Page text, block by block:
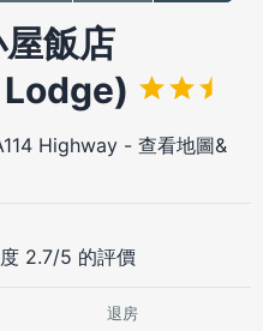
飯店
Highway - 查看地圖&
2.7/5 的評價
退房